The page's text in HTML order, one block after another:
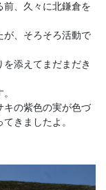
、久々に北鎌倉を
が、そろそろ活動で
添えてまだまだき
キの紫色の実が色づ
きましたよ。